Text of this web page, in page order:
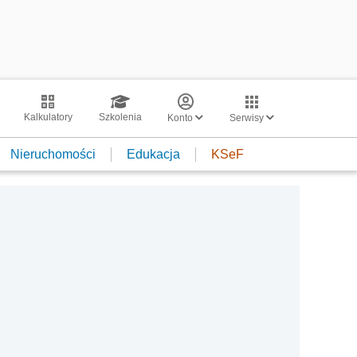
Kalkulatory Szkolenia Konto Serwisy
Nieruchomości Edukacja KSeF